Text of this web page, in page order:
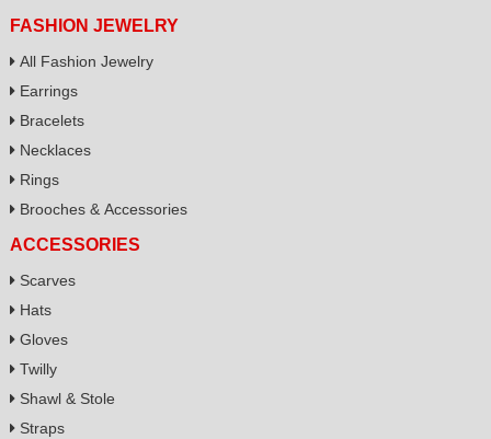
FASHION JEWELRY
All Fashion Jewelry
Earrings
Bracelets
Necklaces
Rings
Brooches & Accessories
ACCESSORIES
Scarves
Hats
Gloves
Twilly
Shawl & Stole
Straps